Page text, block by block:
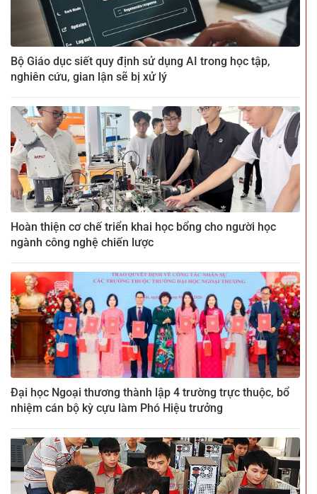
Bộ Giáo dục siết quy định sử dụng AI trong học tập,
nghiên cứu, gian lận sẽ bị xử lý
Hoàn thiện cơ chế triển khai học bổng cho người học
ngành công nghệ chiến lược
Đại học Ngoại thương thành lập 4 trường trực thuộc, bổ
nhiệm cán bộ kỳ cựu làm Phó Hiệu trưởng